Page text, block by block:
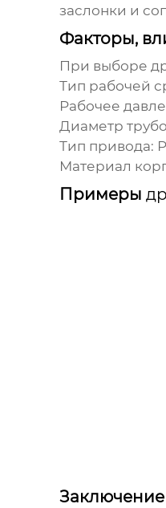
заслонки и
Факторы,
При выборе
Тип рабочей
Рабочее
Диаметр
Тип привода:
Материал
Примеры
Заключение